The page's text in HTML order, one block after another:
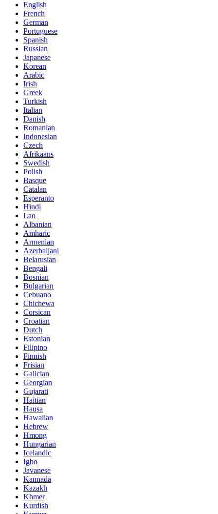
English
French
German
Portuguese
Spanish
Russian
Japanese
Korean
Arabic
Irish
Greek
Turkish
Italian
Danish
Romanian
Indonesian
Czech
Afrikaans
Swedish
Polish
Basque
Catalan
Esperanto
Hindi
Lao
Albanian
Amharic
Armenian
Azerbaijani
Belarusian
Bengali
Bosnian
Bulgarian
Cebuano
Chichewa
Corsican
Croatian
Dutch
Estonian
Filipino
Finnish
Frisian
Galician
Georgian
Gujarati
Haitian
Hausa
Hawaiian
Hebrew
Hmong
Hungarian
Icelandic
Igbo
Javanese
Kannada
Kazakh
Khmer
Kurdish